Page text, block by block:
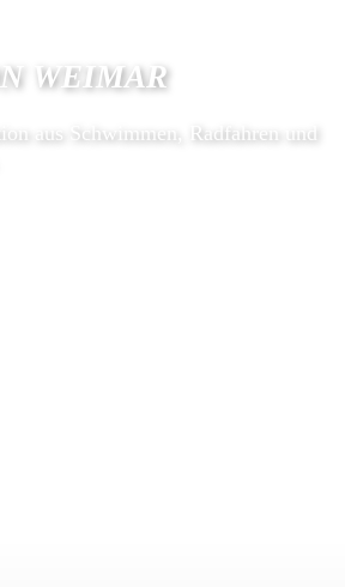
WEIMAR
aus Schwimmen, Radfahren und